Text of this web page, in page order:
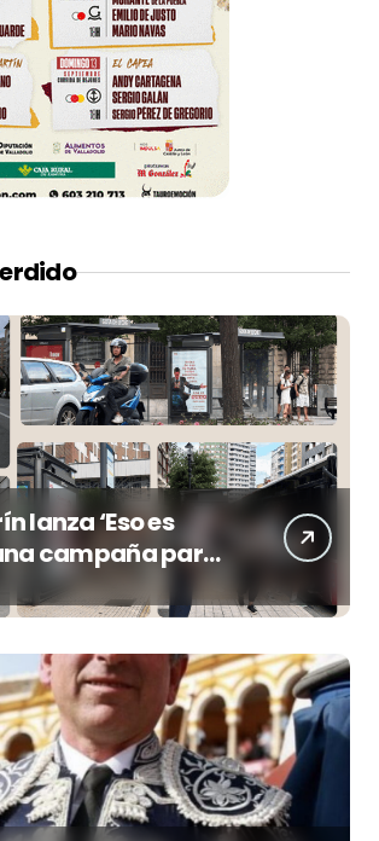
lanza ‘Eso es
campaña para
los valores del
allá del ruedo